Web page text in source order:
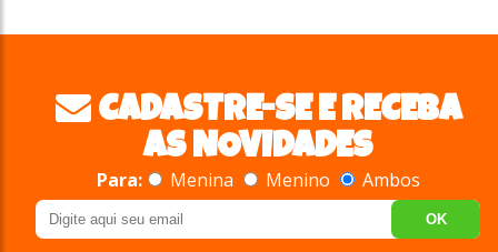
CADASTRE-SE E RECEBA
AS NOVIDADES
Para: Menina Menino Ambos
OK